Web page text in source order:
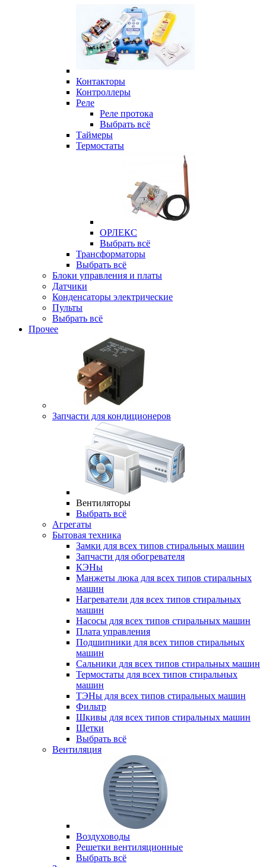
Контакторы
Контроллеры
Реле
Реле протока
Выбрать всё
Таймеры
Термостаты
ОРЛЕКС
Выбрать всё
Трансформаторы
Выбрать всё
Блоки управления и платы
Датчики
Конденсаторы электрические
Пульты
Выбрать всё
Прочее
Запчасти для кондиционеров
Вентиляторы
Выбрать всё
Агрегаты
Бытовая техника
Замки для всех типов стиральных машин
Запчасти для обогревателя
КЭНы
Манжеты люка для всех типов стиральных
машин
Нагреватели для всех типов стиральных
машин
Насосы для всех типов стиральных машин
Плата управления
Подшипники для всех типов стиральных
машин
Сальники для всех типов стиральных машин
Термостаты для всех типов стиральных
машин
ТЭНы для всех типов стиральных машин
Фильтр
Шкивы для всех типов стиральных машин
Щетки
Выбрать всё
Вентиляция
Воздуховоды
Решетки вентиляционные
Выбрать всё